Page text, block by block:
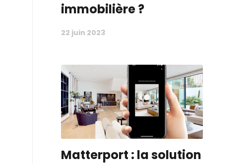
immobilière ?
22 juin 2023
Matterport : la solution